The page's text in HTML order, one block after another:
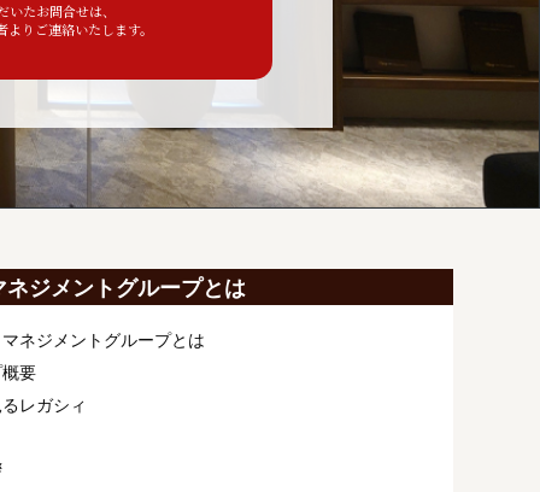
たお問合せは、
りご連絡いたします。
ネジメントグループとは
ネジメントグループとは
要
レガシィ